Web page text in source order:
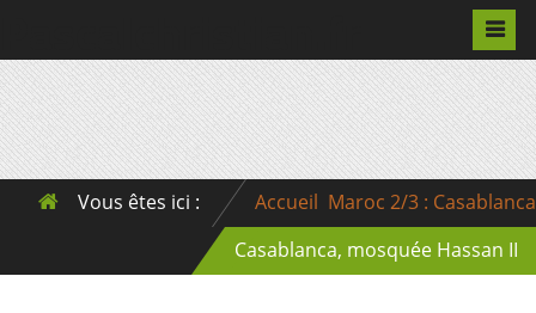
Vous êtes ici : Accueil Maroc 2/3 : Casablanca
Casablanca, mosquée Hassan II